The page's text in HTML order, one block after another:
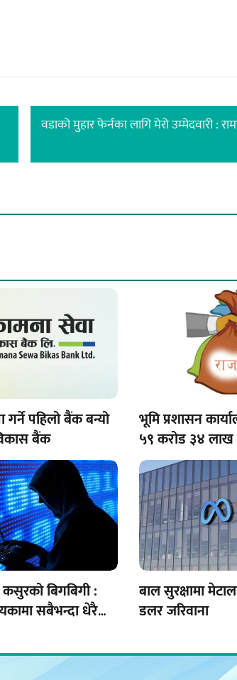
वडाको मुहार फेर्नका लागि मेराे उम्मेदवारी :
पहिलो बैंक बन्यो
बैंक
भूमि प्रशासन
५९ करोड ३४ लाख
बिगबिगी :
सबैभन्दा धेरै
बाल सुरक्षामा
डलर जरिवाना